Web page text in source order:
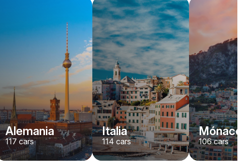
descapotable
YJPXZKDA
Desde 2200
Reserva ahora
Alemania
117 cars
Italia
114 cars
Mónaco
106cars